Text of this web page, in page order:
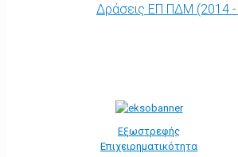
Δράσεις ΕΠ ΠΔΜ (2014 -
Εξωστρεφής
Επιχειρηματικότητα